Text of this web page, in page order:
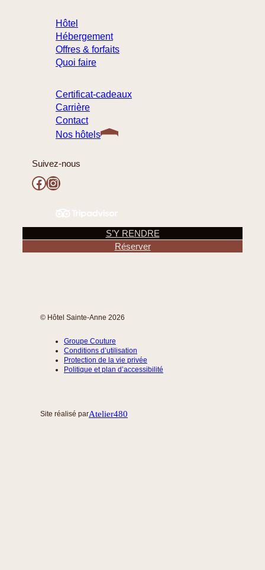
Hôtel
Hébergement
Offres & forfaits
Quoi faire
Certificat-cadeaux
Carrière
Contact
Nos hôtels
Suivez-nous
Facebook Instagram
S’Y RENDRE
Réserver
© Hôtel Sainte-Anne 2026
Groupe Couture
Conditions d’utilisation
Protection de la vie privée
Politique et plan d’accessibilité
Site réalisé parAtelier480